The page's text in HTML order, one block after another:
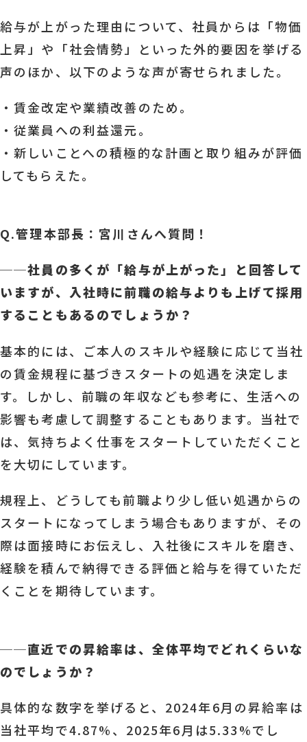
給与が上がった理由について、社員からは「物価
上昇」や「社会情勢」といった外的要因を挙げる
声のほか、以下のような声が寄せられました。
・賃金改定や業績改善のため。
・従業員への利益還元。
・新しいことへの積極的な計画と取り組みが評価
してもらえた。
Q.管理本部長：宮川さんへ質問！
──社員の多くが「給与が上がった」と回答して
いますが、入社時に前職の給与よりも上げて採用
することもあるのでしょうか？
基本的には、ご本人のスキルや経験に応じて当社
の賃金規程に基づきスタートの処遇を決定しま
す。しかし、前職の年収なども参考に、生活への
影響も考慮して調整することもあります。当社で
は、気持ちよく仕事をスタートしていただくこと
を大切にしています。
規程上、どうしても前職より少し低い処遇からの
スタートになってしまう場合もありますが、その
際は面接時にお伝えし、入社後にスキルを磨き、
経験を積んで納得できる評価と給与を得ていただ
くことを期待しています。
──直近での昇給率は、全体平均でどれくらいな
のでしょうか？
具体的な数字を挙げると、2024年6月の昇給率は
当社平均で4.87%、2025年6月は5.33%でし